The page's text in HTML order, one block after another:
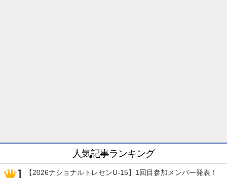
人気記事ランキング
【2026ナショナルトレセンU-15】1回目参加メンバー発表！